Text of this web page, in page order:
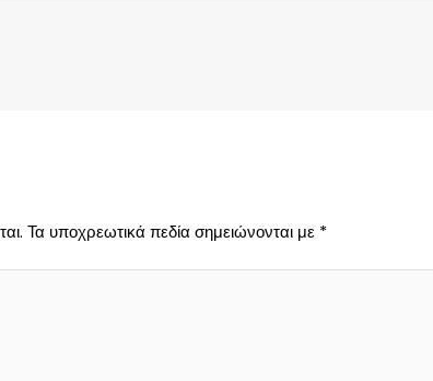
Τα υποχρεωτικά πεδία σημειώνονται με *